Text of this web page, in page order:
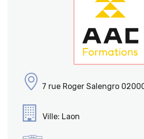
7 rue Roger Salengro
Ville: Laon